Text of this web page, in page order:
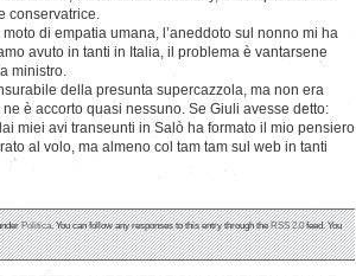
conservatrice.
di empatia umana, l’aneddoto sul nonno mi ha
avuto in tanti in Italia, il problema è vantarsene
ministro.
della presunta supercazzola, ma non era
è accorto quasi nessuno. Se Giuli avesse detto:
miei avi transeunti in Salò ha formato il mio pensiero
al volo, ma almeno col tam tam sul web in tanti
Politica. You can follow any responses to this entry through theRSS 2.0feed. You